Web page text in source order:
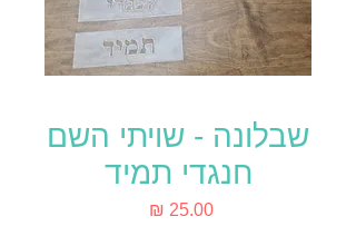
שבלונה - שויתי השם
חנגדי תמיד
‏25.00 ‏₪